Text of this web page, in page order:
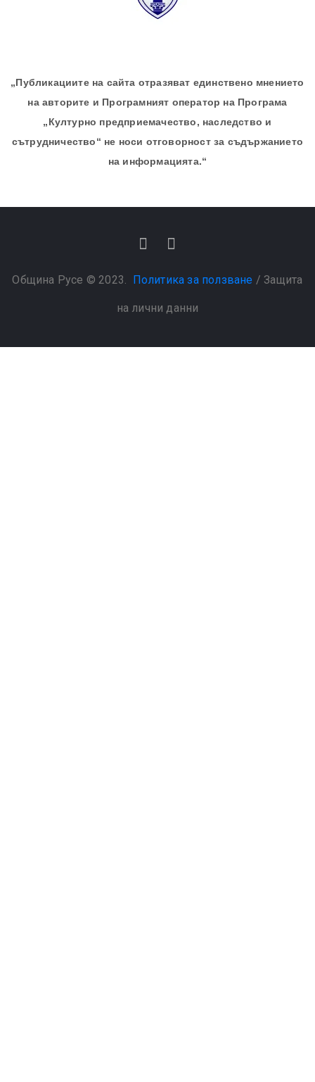
„Публикациите на сайта отразяват единствено мнението
на авторите и Програмният оператор на Програма
„Културно предприемачество, наследство и
сътрудничество“ не носи отговорност за съдържанието
на информацията.“
Община Русе © 2023. Политика за ползване / Защита
на лични данни